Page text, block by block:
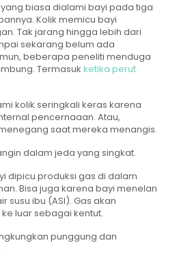
biasa dialami bayi pada tiga
Kolik memicu bayi
Tak jarang hingga lebih dari
sekarang belum ada
beberapa peneliti menduga
Termasuk ketika perut
kolik seringkali keras karena
pencernaaan. Atau,
saat mereka menangis.
dalam jeda yang singkat.
dipicu produksi gas di dalam
Bisa juga karena bayi menelan
susu ibu (ASI). Gas akan
luar sebagai kentut.
punggung dan